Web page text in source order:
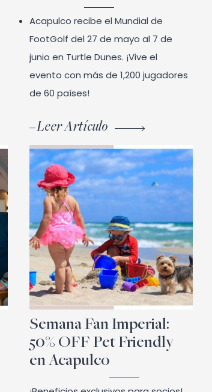
Acapulco recibe el Mundial de
FootGolf del 27 de mayo al 7 de
junio en Turtle Dunes. ¡Vive el
evento con más de 1,200 jugadores
de 60 países!
Leer Artículo
Semana Fan Imperial:
50% OFF Pet Friendly
en Acapulco